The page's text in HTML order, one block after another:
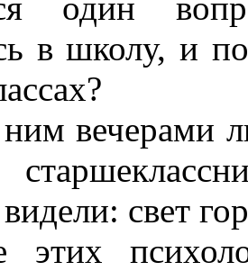
в школу, и
вечерами
свет